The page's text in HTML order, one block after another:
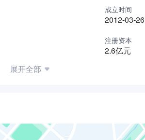
成立时间
2012-03-26
注册资本
2.6亿元
展开全部